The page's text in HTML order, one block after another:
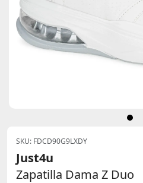
SKU: FDCD90G9LXDY
Just4u
Zapatilla Dama Z Duo